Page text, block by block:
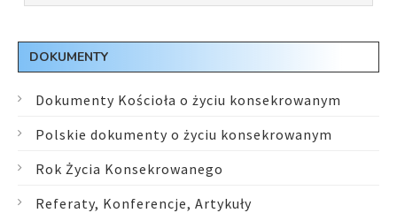
DOKUMENTY
Dokumenty Kościoła o życiu konsekrowanym
Polskie dokumenty o życiu konsekrowanym
Rok Życia Konsekrowanego
Referaty, Konferencje, Artykuły